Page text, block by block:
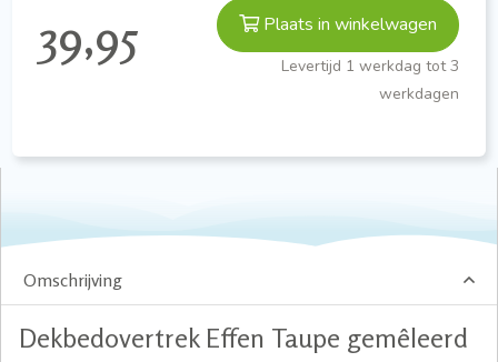
39,95 Plaats in winkelwagen
Levertijd 1 werkdag tot 3
werkdagen
Omschrijving
Dekbedovertrek Effen Taupe gemêleerd